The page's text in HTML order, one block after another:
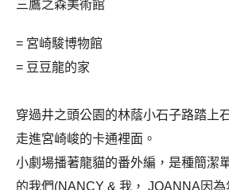
三鷹之森美術館
= 宮崎駿博物館
= 豆豆龍的家
穿過井之頭公園的林蔭小石子路踏上
走進宮崎峻的卡通裡面。
小劇場播著龍貓的番外編，是種簡潔
的我們(NANCY & 我， JOANNA因